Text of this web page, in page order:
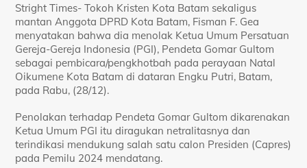
Stright Times- Tokoh Kristen Kota Batam sekaligus
mantan Anggota DPRD Kota Batam, Fisman F. Gea
menyatakan bahwa dia menolak Ketua Umum Persatuan
Gereja-Gereja Indonesia (PGI), Pendeta Gomar Gultom
sebagai pembicara/pengkhotbah pada perayaan Natal
Oikumene Kota Batam di dataran Engku Putri, Batam,
pada Rabu, (28/12).
Penolakan terhadap Pendeta Gomar Gultom dikarenakan
Ketua Umum PGI itu diragukan netralitasnya dan
terindikasi mendukung salah satu calon Presiden (Capres)
pada Pemilu 2024 mendatang.